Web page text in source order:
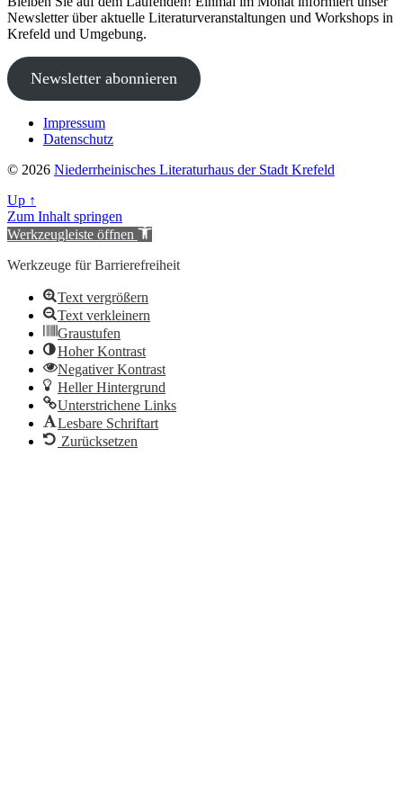
Newsletter über aktuelle Literaturveranstaltungen und Workshops in
Krefeld und Umgebung.
Newsletter abonnieren
Impressum
Datenschutz
© 2026 Niederrheinisches Literaturhaus der Stadt Krefeld
Up ↑
Zum Inhalt springen
Werkzeugleiste öffnen
Werkzeuge für Barrierefreiheit
Text vergrößern
Text verkleinern
Graustufen
Hoher Kontrast
Negativer Kontrast
Heller Hintergrund
Unterstrichene Links
Lesbare Schriftart
Zurücksetzen